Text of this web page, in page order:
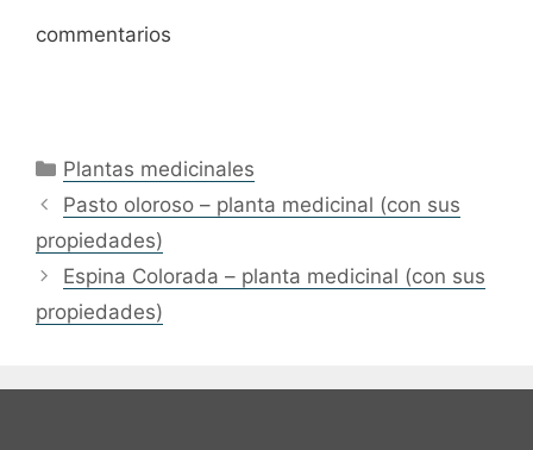
commentarios
Categories
Plantas medicinales
Pasto oloroso – planta medicinal (con sus
propiedades)
Espina Colorada – planta medicinal (con sus
propiedades)